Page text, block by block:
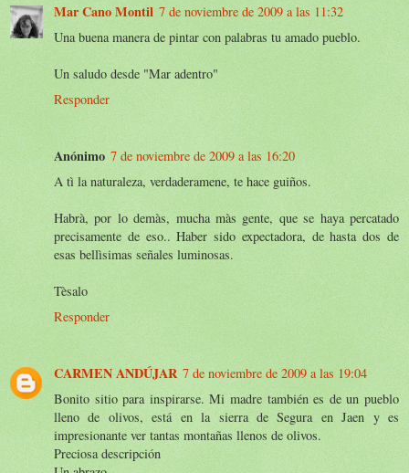
Mar Cano Montil 7 de noviembre de 2009 a las 11:32
Una buena manera de pintar con palabras tu amado pueblo.
Un saludo desde "Mar adentro"
Responder
Anónimo 7 de noviembre de 2009 a las 16:20
A tì la naturaleza, verdaderamene, te hace guiños.
Habrà, por lo demàs, mucha màs gente, que se haya percatado
precisamente de eso.. Haber sido expectadora, de hasta dos de
esas bellìsimas señales luminosas.
Tèsalo
Responder
CARMEN ANDÚJAR 7 de noviembre de 2009 a las 19:04
Bonito sitio para inspirarse. Mi madre también es de un pueblo
lleno de olivos, está en la sierra de Segura en Jaen y es
impresionante ver tantas montañas llenos de olivos.
Preciosa descripción